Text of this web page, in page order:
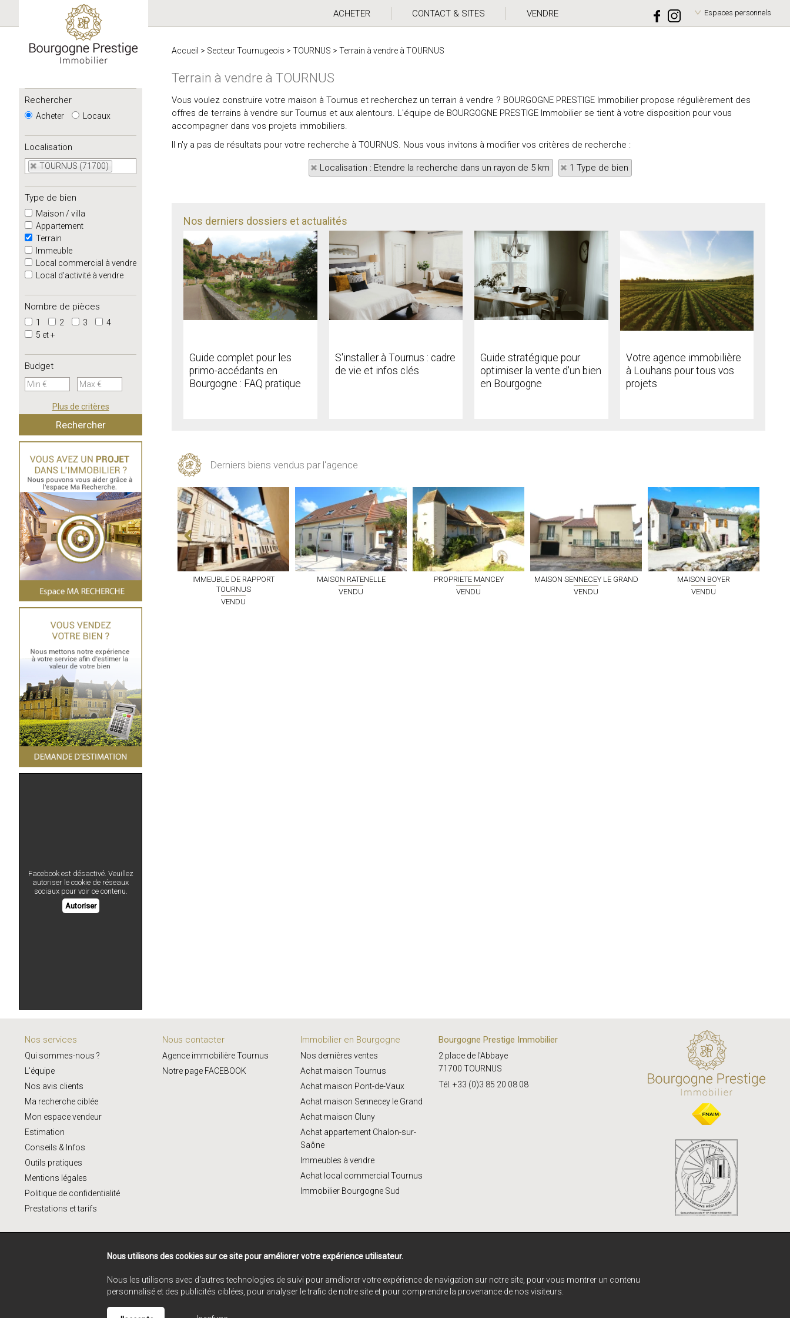
Espaces personnels
ACHETER CONTACT & SITES VENDRE
Rechercher
Acheter Locaux
Localisation
TOURNUS (71700)
Type de bien
Maison / villa
Appartement
Terrain
Immeuble
Local commercial à vendre
Local d'activité à vendre
Nombre de pièces
1 2 3
4
5 et +
Budget
Plus de critères
Facebook est désactivé. Veuillez
autoriser le cookie de réseaux
sociaux pour voir ce contenu.
Autoriser
Accueil > Secteur Tournugeois > TOURNUS > Terrain à vendre à TOURNUS
Terrain à vendre à TOURNUS
Vous voulez construire votre maison à Tournus et recherchez un terrain à vendre ? BOURGOGNE PRESTIGE Immobilier propose régulièrement des
offres de terrains à vendre sur Tournus et aux alentours. L'équipe de BOURGOGNE PRESTIGE Immobilier se tient à votre disposition pour vous
accompagner dans vos projets immobiliers.
Il n'y a pas de résultats pour votre recherche à TOURNUS. Nous vous invitons à modifier vos critères de recherche :
Localisation : Etendre la recherche dans un rayon de 5 km 1 Type de bien
Nos derniers dossiers et actualités
Guide complet pour les
primo-accédants en
Bourgogne : FAQ pratique
S'installer à Tournus : cadre
de vie et infos clés
Guide stratégique pour
optimiser la vente d'un bien
en Bourgogne
Votre agence immobilière
à Louhans pour tous vos
projets
Derniers biens vendus par l'agence
DE
PROPRIETE PRETY
VENDU
IMMEUBLE DE RAPPORT
TOURNUS
VENDU
MAISON RATENELLE
VENDU
PROPRIETE MANCEY
VENDU
MAISON SENNECEY LE GRAND
VENDU
MAISON BOYER
VENDU
Nos services
Qui sommes-nous ?
L'équipe
Nos avis clients
Ma recherche ciblée
Mon espace vendeur
Estimation
Conseils & Infos
Outils pratiques
Mentions légales
Politique de confidentialité
Prestations et tarifs
Nous contacter
Agence immobilière Tournus
Notre page FACEBOOK
Immobilier en Bourgogne
Nos dernières ventes
Achat maison Tournus
Achat maison Pont-de-Vaux
Achat maison Sennecey le Grand
Achat maison Cluny
Achat appartement Chalon-sur-
Saône
Immeubles à vendre
Achat local commercial Tournus
Immobilier Bourgogne Sud
Bourgogne Prestige Immobilier
2 place de l'Abbaye
71700 TOURNUS
Tél. +33 (0)3 85 20 08 08
Nous utilisons des cookies sur ce site pour améliorer votre expérience utilisateur.
Nous les utilisons avec d'autres technologies de suivi pour améliorer votre expérience de navigation sur notre site, pour vous montrer un contenu
personnalisé et des publicités ciblées, pour analyser le trafic de notre site et pour comprendre la provenance de nos visiteurs.